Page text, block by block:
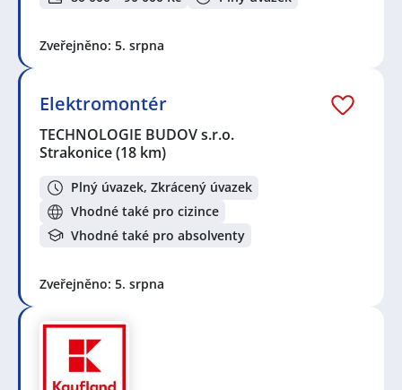
Zveřejněno: 5. srpna
Elektromontér
TECHNOLOGIE BUDOV s.r.o.
Strakonice(18 km)
Plný úvazek, Zkrácený úvazek
Vhodné také pro cizince
Vhodné také pro absolventy
Zveřejněno: 5. srpna